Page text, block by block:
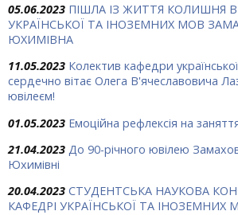
05.06.2023 ПІШЛА ІЗ ЖИТТЯ КОЛИШНЯ
УКРАЇНСЬКОЇ ТА ІНОЗЕМНИХ МОВ
ЮХИМІВНА
11.05.2023 Колектив кафедри
сердечно вітає Олега В'ячеславовича
ювілеєм!
01.05.2023 Емоційна рефлексія на
21.04.2023 До 90-річного ювілею
Юхимівні
20.04.2023 СТУДЕНТСЬКА НАУКОВА
КАФЕДРІ УКРАЇНСЬКОЇ ТА ІНОЗЕМНИХ